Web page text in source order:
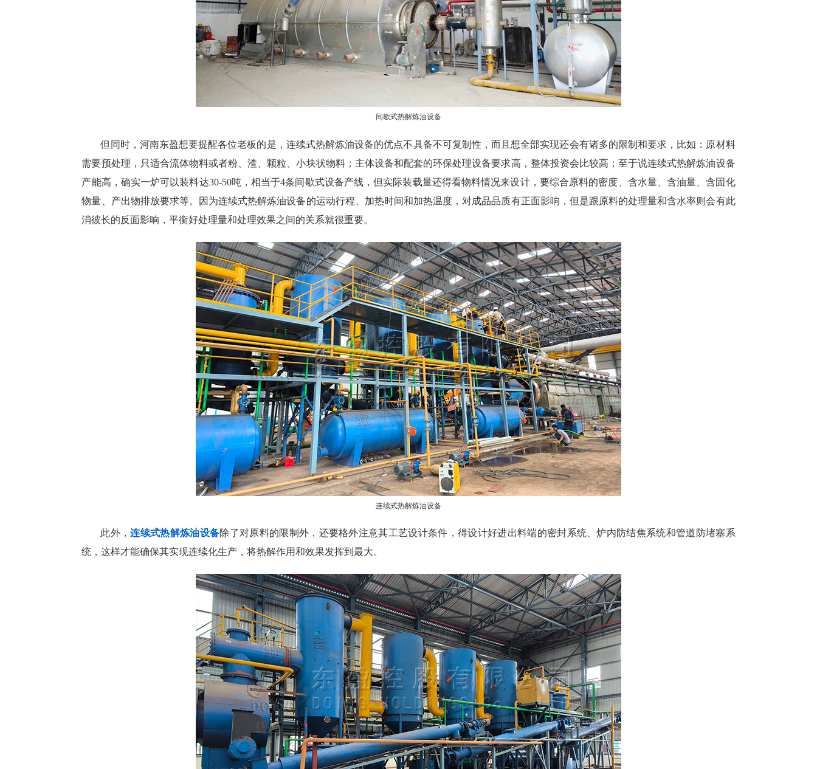
间歇式热解炼油设备
但同时，河南东盈想要提醒各位老板的是，连续式热解炼油设备的优点不具备不可复制性，而且想全部实现还会有诸多的限制和要求，比如：原材料
需要预处理，只适合流体物料或者粉、渣、颗粒、小块状物料；主体设备和配套的环保处理设备要求高，整体投资会比较高；至于说连续式热解炼油设备
产能高，确实一炉可以装料达30-50吨，相当于4条间歇式设备产线，但实际装载量还得看物料情况来设计，要综合原料的密度、含水量、含油量、含固化
物量、产出物排放要求等。因为连续式热解炼油设备的运动行程、加热时间和加热温度，对成品品质有正面影响，但是跟原料的处理量和含水率则会有此
消彼长的反面影响，平衡好处理量和处理效果之间的关系就很重要。
连续式热解炼油设备
此外，连续式热解炼油设备除了对原料的限制外，还要格外注意其工艺设计条件，得设计好进出料端的密封系统、炉内防结焦系统和管道防堵塞系
统，这样才能确保其实现连续化生产，将热解作用和效果发挥到最大。